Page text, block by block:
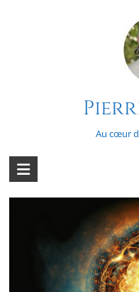
Au cœur
Le mystère de